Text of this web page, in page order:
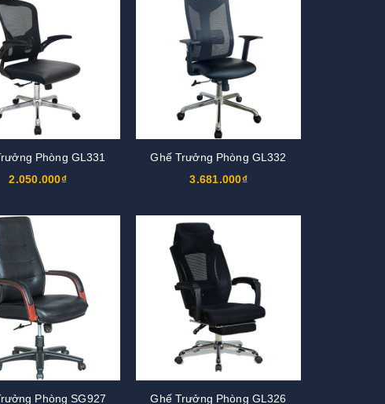
Phòng GL331
2.050.000₫
Ghế Trưởng Phòng GL332
3.681.000₫
Phòng SG927 Ghế Trưởng Phòng GL326